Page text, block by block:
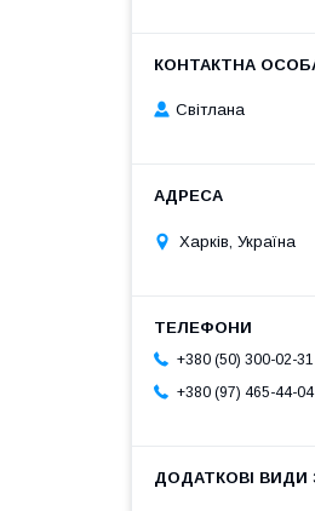
Світлана
Харків, Україна
+380 (50) 300-02-31
+380 (97) 465-44-04